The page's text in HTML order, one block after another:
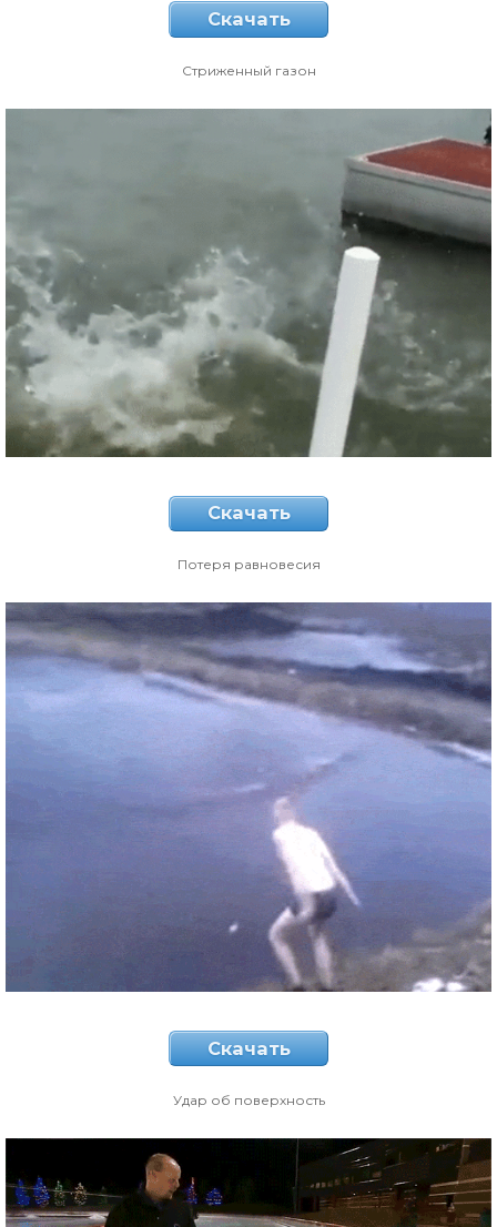
Скачать
Стриженный газон
Скачать
Потеря равновесия
Скачать
Удар об поверхность